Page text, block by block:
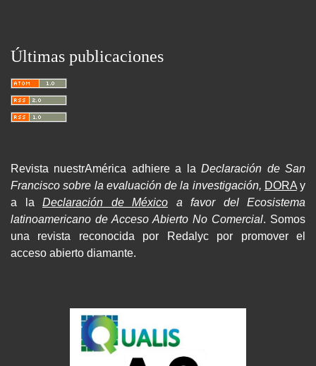
Últimas publicaciones
Revista nuestrAmérica adhiere a laDeclaración de San
Francisco sobre la evaluación de la investigación, DORAy
a la Declaración de México a favor del Ecosistema
latinoamericano de Acceso Abierto No Comercial. Somos
una revista reconocida por Redalyc por promover el
acceso abierto diamante.